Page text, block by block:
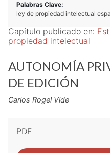
Palabras Clave:
ley de propiedad intelectual
Capítulo publicado en:
propiedad intelectual
AUTONOMÍA
DE EDICIÓN
Carlos Rogel Vide
PDF